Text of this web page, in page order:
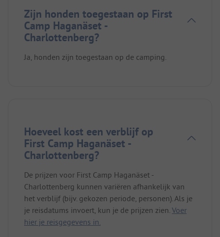
Zijn honden toegestaan op First
Camp Haganäset -
Charlottenberg?
Ja, honden zijn toegestaan op de camping.
Hoeveel kost een verblijf op
First Camp Haganäset -
Charlottenberg?
De prijzen voor First Camp Haganäset -
Charlottenberg kunnen variëren afhankelijk van
het verblijf (bijv. gekozen periode, personen). Als je
je reisdatums invoert, kun je de prijzen zien. Voer
hier je reisgegevens in.